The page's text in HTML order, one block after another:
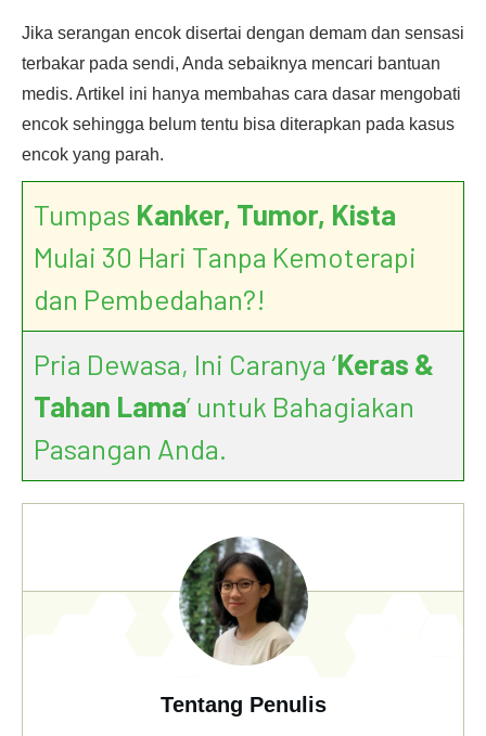
Jika serangan encok disertai dengan demam dan sensasi
terbakar pada sendi, Anda sebaiknya mencari bantuan
medis. Artikel ini hanya membahas cara dasar mengobati
encok sehingga belum tentu bisa diterapkan pada kasus
encok yang parah.
Tumpas Kanker, Tumor, Kista
Mulai 30 Hari Tanpa Kemoterapi
dan Pembedahan?!
Pria Dewasa, Ini Caranya ‘Keras &
Tahan Lama’ untuk Bahagiakan
Pasangan Anda.
Tentang Penulis